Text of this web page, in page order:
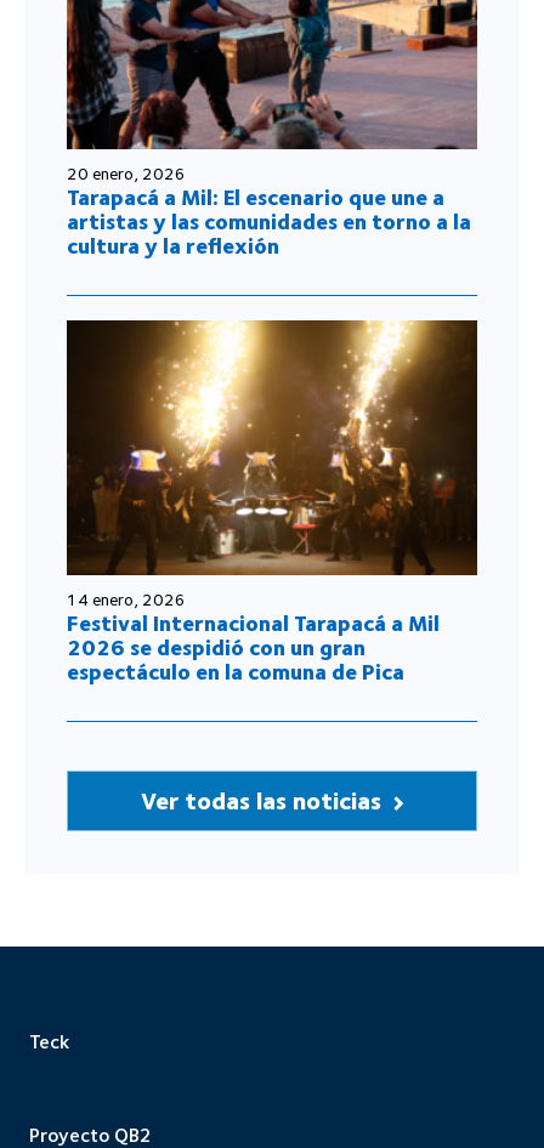
20 enero, 2026
Tarapacá a Mil: El escenario que une a
artistas y las comunidades en torno a la
cultura y la reflexión
14 enero, 2026
Festival Internacional Tarapacá a Mil
2026 se despidió con un gran
espectáculo en la comuna de Pica
Ver todas las noticias
Teck
Proyecto QB2